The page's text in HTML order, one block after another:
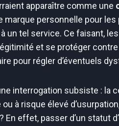
apparaître comme une
marque personnelle pour
un tel service. Ce faisant,
et se protéger contre
pour régler d’éventuels
interrogation subsiste : la
ou à risque élevé
En effet, passer d’un statut